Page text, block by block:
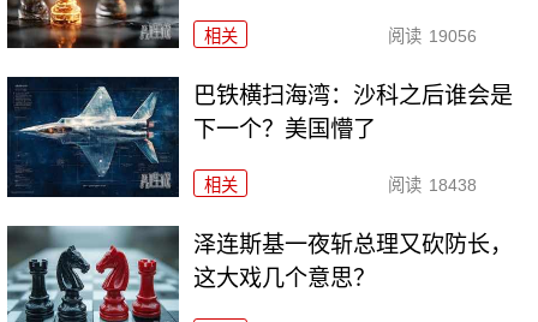
相关 阅读 19056
巴铁横扫海湾：沙科之后谁会是
下一个？美国懵了
相关 阅读 18438
泽连斯基一夜斩总理又砍防长，
这大戏几个意思？